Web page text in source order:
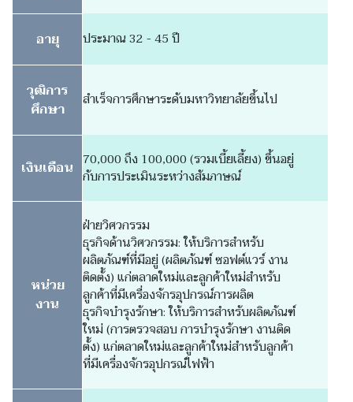
อายุ ประมาณ 32 - 45 ปี
วุฒิการ
ศึกษา
สำเร็จการศึกษาระดับมหาวิทยาลัยขึ้นไป
เงินเดือน 70,000 ถึง 100,000 (รวมเบี้ยเลี้ยง) ขึ้นอยู่
กับการประเมินระหว่างสัมภาษณ์
หน่วย
งาน
ฝ่ายวิศวกรรม
ธุรกิจด้านวิศวกรรม: ให้บริการสำหรับ
ผลิตภัณฑ์ที่มีอยู่ (ผลิตภัณฑ์ ซอฟต์แวร์ งาน
ติดตั้ง) แก่ตลาดใหม่และลูกค้าใหม่สำหรับ
ลูกค้าที่มีเครื่องจักรอุปกรณ์การผลิต
ธุรกิจบำรุงรักษา: ให้บริการสำหรับผลิตภัณฑ์
ใหม่ (การตรวจสอบ การบำรุงรักษา งานติด
ตั้ง) แก่ตลาดใหม่และลูกค้าใหม่สำหรับลูกค้า
ที่มีเครื่องจักรอุปกรณ์ไฟฟ้า